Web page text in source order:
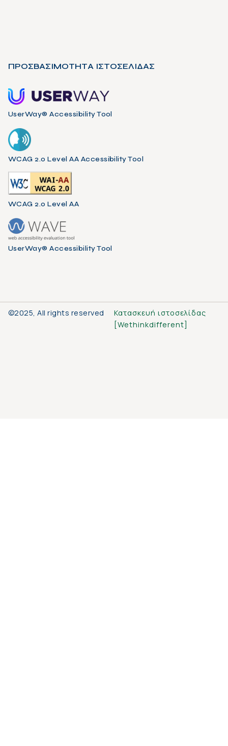
ΠΡΟΣΒΑΣΙΜΟΤΗΤΑ ΙΣΤΟΣΕΛΙΔΑΣ
UserWay® Accessibility Tool
WCAG 2.0 Level AA Accessibility Tool
WCAG 2.0 Level AA
UserWay® Accessibility Tool
©2025, All rights reserved
Κατασκευή ιστοσελίδας
[Wethinkdifferent]